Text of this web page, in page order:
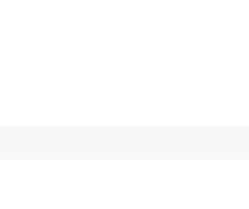
sua pegada usual de